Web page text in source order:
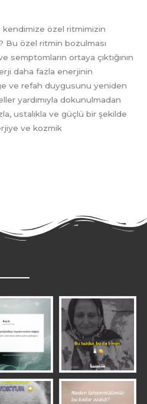
özel ritmimizin
Bu özel ritmin bozulması
semptomların ortaya çıktığının
daha fazla enerjinin
ve refah duygusunu yeniden
yardımıyla dokunulmadan
ustalıkla ve güçlü bir şekilde
ve kozmik